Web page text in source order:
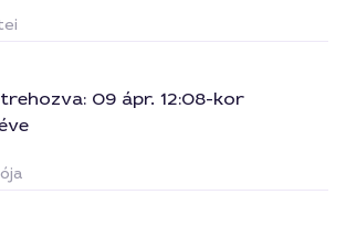
09 ápr. 12:08-kor